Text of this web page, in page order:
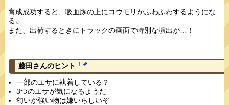
育成成功すると、吸血豚の上にコウモリがふわふわするようにな
る。
また、出荷するときにトラックの画面で特別な演出が…！
藤田さんのヒント †
一部のエサに執着している？
3つのエサが気になるようだ
匂いが強い物は嫌いらしいぞ